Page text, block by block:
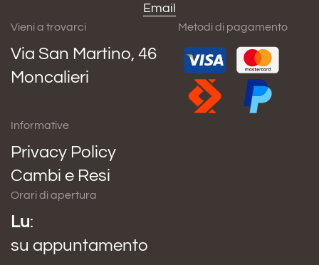
Email
Vieni a trovarci
Via San Martino, 46
Moncalieri
Metodi di pagamento
Informative
Privacy Policy
Cambi e Resi
Orari di apertura
Lu:
su appuntamento